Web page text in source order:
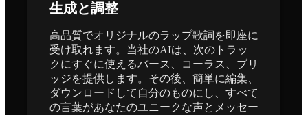
生成と調整
高品質でオリジナルのラップ歌詞を即座に
受け取れます。当社のAIは、次のトラッ
クにすぐに使えるバース、コーラス、ブリ
ッジを提供します。その後、簡単に編集、
ダウンロードして自分のものにし、すべて
の言葉があなたのユニークな声とメッセー